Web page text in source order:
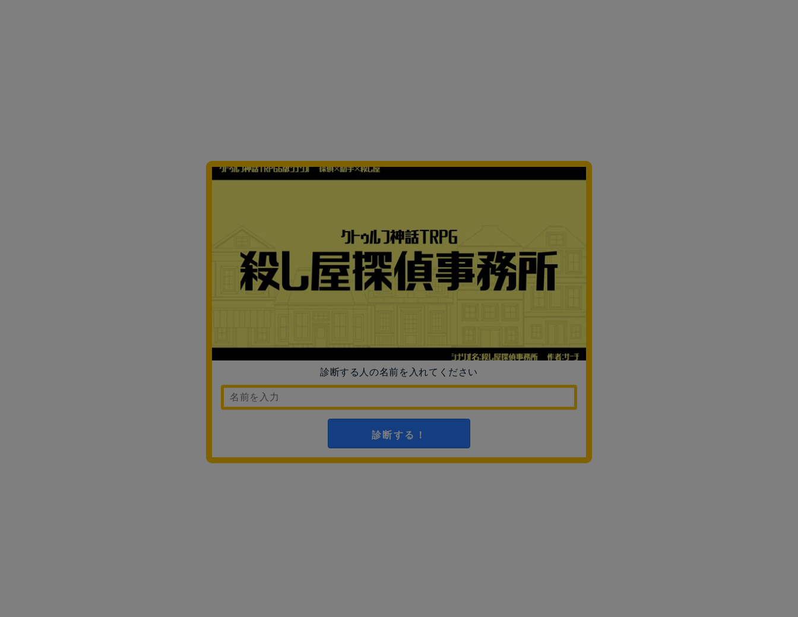
診断する人の名前を入れてください
診断する！